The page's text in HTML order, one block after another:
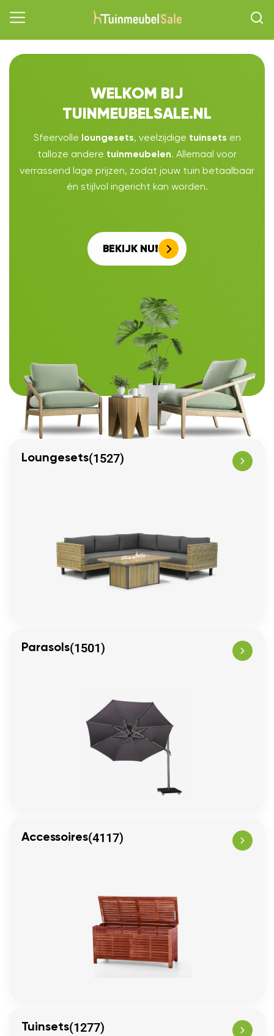
WELKOM BIJ
TUINMEUBELSALE.NL
Sfeervolle loungesets, veelzijdige tuinsets en
talloze andere tuinmeubelen. Allemaal voor
verrassend lage prijzen, zodat jouw tuin betaalbaar
én stijlvol ingericht kan worden.
BEKIJK NU!
Loungesets(1527)
Parasols(1501)
Accessoires(4117)
Tuinsets(1277)